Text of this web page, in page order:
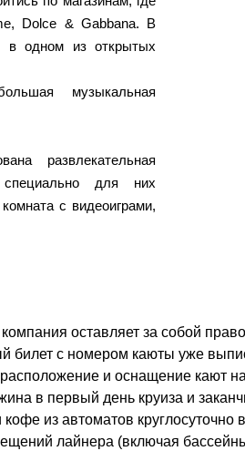
Dolce & Gabbana. В
в одном из открытых
музыкальная
развлекательная
для них
с видеоиграми,
оставляет за собой
билет с номером каюты уже
и оснащение кают
в первый день круиза и
из автоматов
лайнера (включая